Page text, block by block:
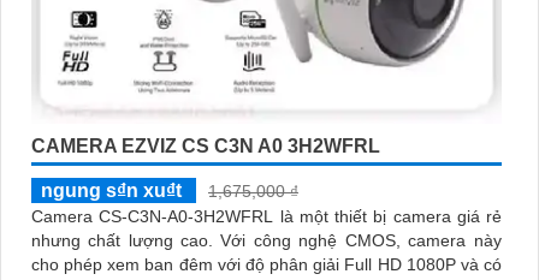
CAMERA EZVIZ CS C3N A0 3H2WFRL
ngung s₫n xu₫t
1,675,000 ₫
Camera CS-C3N-A0-3H2WFRL là một thiết bị camera giá rẻ
nhưng chất lượng cao. Với công nghệ CMOS, camera này
cho phép xem ban đêm với độ phân giải Full HD 1080P và có